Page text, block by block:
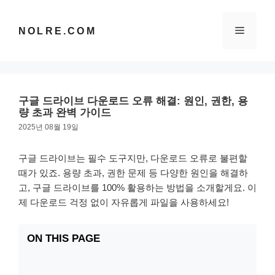
NOLRE.COM 메
구글 드라이브 다운로드 오류 해결: 원인, 권한, 용
량 초과 완벽 가이드
2025년 08월 19일
구글 드라이브는 필수 도구지만, 다운로드 오류로 불편할
때가 있죠. 용량 초과, 권한 문제 등 다양한 원인을 해결하
고, 구글 드라이브를 100% 활용하는 방법을 소개할게요. 이
제 다운로드 걱정 없이 자유롭게 파일을 사용하세요!
ON THIS PAGE